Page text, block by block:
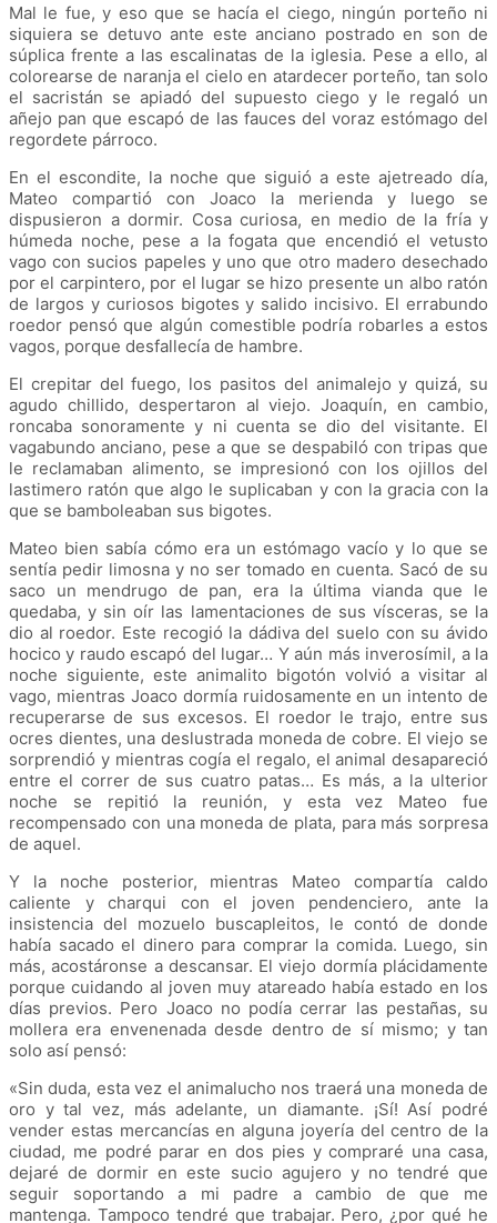
Mal le fue, y eso que se hacía el ciego, ningún porteño ni
siquiera se detuvo ante este anciano postrado en son de
súplica frente a las escalinatas de la iglesia. Pese a ello, al
colorearse de naranja el cielo en atardecer porteño, tan solo
el sacristán se apiadó del supuesto ciego y le regaló un
añejo pan que escapó de las fauces del voraz estómago del
regordete párroco.
En el escondite, la noche que siguió a este ajetreado día,
Mateo compartió con Joaco la merienda y luego se
dispusieron a dormir. Cosa curiosa, en medio de la fría y
húmeda noche, pese a la fogata que encendió el vetusto
vago con sucios papeles y uno que otro madero desechado
por el carpintero, por el lugar se hizo presente un albo ratón
de largos y curiosos bigotes y salido incisivo. El errabundo
roedor pensó que algún comestible podría robarles a estos
vagos, porque desfallecía de hambre.
El crepitar del fuego, los pasitos del animalejo y quizá, su
agudo chillido, despertaron al viejo. Joaquín, en cambio,
roncaba sonoramente y ni cuenta se dio del visitante. El
vagabundo anciano, pese a que se despabiló con tripas que
le reclamaban alimento, se impresionó con los ojillos del
lastimero ratón que algo le suplicaban y con la gracia con la
que se bamboleaban sus bigotes.
Mateo bien sabía cómo era un estómago vacío y lo que se
sentía pedir limosna y no ser tomado en cuenta. Sacó de su
saco un mendrugo de pan, era la última vianda que le
quedaba, y sin oír las lamentaciones de sus vísceras, se la
dio al roedor. Este recogió la dádiva del suelo con su ávido
hocico y raudo escapó del lugar… Y aún más inverosímil, a la
noche siguiente, este animalito bigotón volvió a visitar al
vago, mientras Joaco dormía ruidosamente en un intento de
recuperarse de sus excesos. El roedor le trajo, entre sus
ocres dientes, una deslustrada moneda de cobre. El viejo se
sorprendió y mientras cogía el regalo, el animal desapareció
entre el correr de sus cuatro patas… Es más, a la ulterior
noche se repitió la reunión, y esta vez Mateo fue
recompensado con una moneda de plata, para más sorpresa
de aquel.
Y la noche posterior, mientras Mateo compartía caldo
caliente y charqui con el joven pendenciero, ante la
insistencia del mozuelo buscapleitos, le contó de donde
había sacado el dinero para comprar la comida. Luego, sin
más, acostáronse a descansar. El viejo dormía plácidamente
porque cuidando al joven muy atareado había estado en los
días previos. Pero Joaco no podía cerrar las pestañas, su
mollera era envenenada desde dentro de sí mismo; y tan
solo así pensó:
«Sin duda, esta vez el animalucho nos traerá una moneda de
oro y tal vez, más adelante, un diamante. ¡Sí! Así podré
vender estas mercancías en alguna joyería del centro de la
ciudad, me podré parar en dos pies y compraré una casa,
dejaré de dormir en este sucio agujero y no tendré que
seguir soportando a mi padre a cambio de que me
mantenga. Tampoco tendré que trabajar. Pero, ¿por qué he